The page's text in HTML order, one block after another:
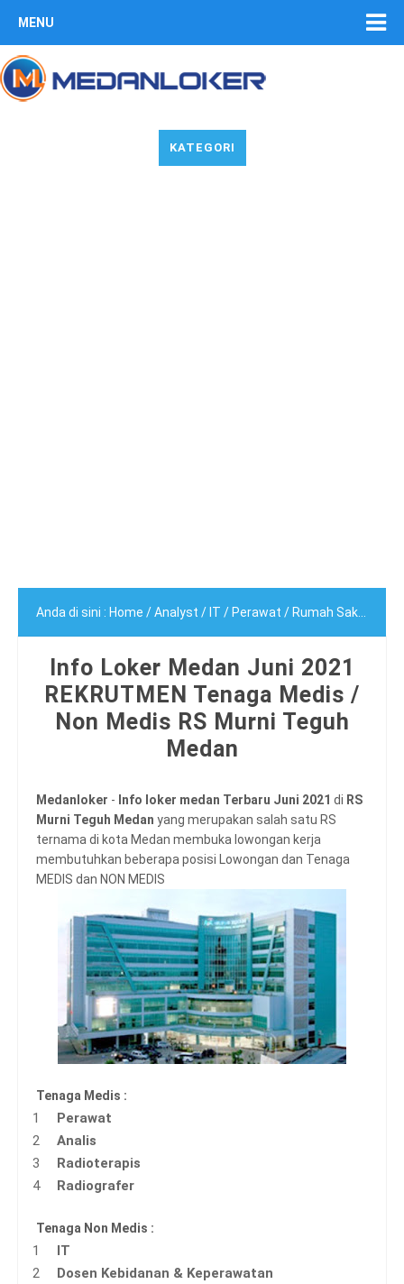
MENU
KATEGORI
Anda di sini : Home /Analyst / IT / Perawat / Rumah Sakit
Info Loker Medan Juni 2021
REKRUTMEN Tenaga Medis /
Non Medis RS Murni Teguh
Medan
Medanloker - Info loker medan Terbaru Juni 2021 di RS
Murni Teguh Medan yang merupakan salah satu RS
ternama di kota Medan membuka lowongan kerja
membutuhkan beberapa posisi Lowongan dan Tenaga
MEDIS dan NON MEDIS
Tenaga Medis :
Perawat
Analis
Radioterapis
Radiografer
Tenaga Non Medis :
IT
Dosen Kebidanan & Keperawatan